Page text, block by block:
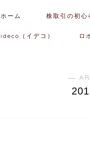
ホーム 株取引の初心
ideco（イデコ） ロ
―